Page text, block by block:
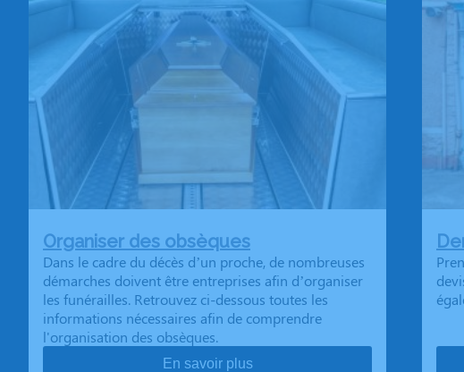
Organiser des obsèques
Dans le cadre du décès d’un proche, de nombreuses
démarches doivent être entreprises afin d’organiser
les funérailles. Retrouvez ci-dessous toutes les
informations nécessaires afin de comprendre
l'organisation des obsèques.
En savoir plus